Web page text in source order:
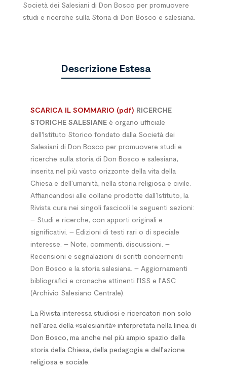
Società dei Salesiani di Don Bosco per promuovere
studi e ricerche sulla Storia di Don Bosco e salesiana.
Descrizione Estesa
SCARICA IL SOMMARIO (pdf) RICERCHE
STORICHE SALESIANE è organo ufficiale
dell'Istituto Storico fondato dalla Società dei
Salesiani di Don Bosco per promuovere studi e
ricerche sulla storia di Don Bosco e salesiana,
inserita nel più vasto orizzonte della vita della
Chiesa e dell’umanità, nella storia religiosa e civile.
Affiancandosi alle collane prodotte dall’Istituto, la
Rivista cura nei singoli fascicoli le seguenti sezioni:
– Studi e ricerche, con apporti originali e
significativi. – Edizioni di testi rari o di speciale
interesse. – Note, commenti, discussioni. –
Recensioni e segnalazioni di scritti concernenti
Don Bosco e la storia salesiana. – Aggiornamenti
bibliografici e cronache attinenti l’ISS e l’ASC
(Archivio Salesiano Centrale).
La Rivista interessa studiosi e ricercatori non solo
nell’area della «salesianità» interpretata nella linea di
Don Bosco, ma anche nel più ampio spazio della
storia della Chiesa, della pedagogia e dell’azione
religiosa e sociale.